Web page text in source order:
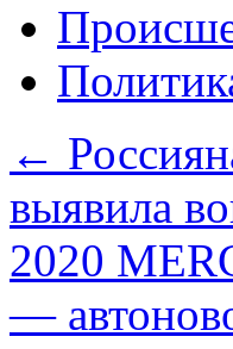
←
выявила
2020
—